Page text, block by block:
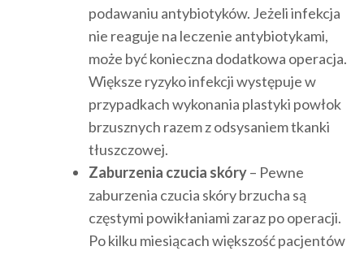
podawaniu antybiotyków. Jeżeli infekcja
nie reaguje na leczenie antybiotykami,
może być konieczna dodatkowa operacja.
Większe ryzyko infekcji występuje w
przypadkach wykonania plastyki powłok
brzusznych razem z odsysaniem tkanki
tłuszczowej.
Zaburzenia czucia skóry– Pewne
zaburzenia czucia skóry brzucha są
częstymi powikłaniami zaraz po operacji.
Po kilku miesiącach większość pacjentów